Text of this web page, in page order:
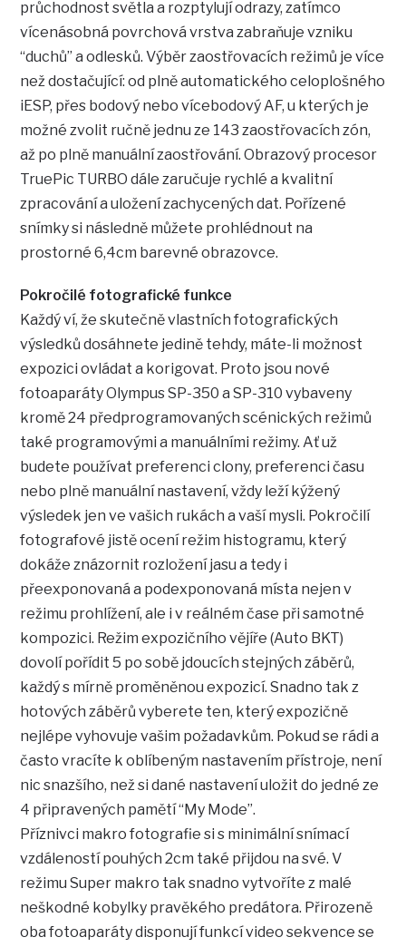
průchodnost světla a rozptylují odrazy, zatímco
vícenásobná povrchová vrstva zabraňuje vzniku
“duchů” a odlesků. Výběr zaostřovacích režimů je více
než dostačující: od plně automatického celoplošného
iESP, přes bodový nebo vícebodový AF, u kterých je
možné zvolit ručně jednu ze 143 zaostřovacích zón,
až po plně manuální zaostřování. Obrazový procesor
TruePic TURBO dále zaručuje rychlé a kvalitní
zpracování a uložení zachycených dat. Pořízené
snímky si následně můžete prohlédnout na
prostorné 6,4cm barevné obrazovce.
Pokročilé fotografické funkce
Každý ví, že skutečně vlastních fotografických
výsledků dosáhnete jedině tehdy, máte-li možnost
expozici ovládat a korigovat. Proto jsou nové
fotoaparáty Olympus SP-350 a SP-310 vybaveny
kromě 24 předprogramovaných scénických režimů
také programovými a manuálními režimy. Ať už
budete používat preferenci clony, preferenci času
nebo plně manuální nastavení, vždy leží kýžený
výsledek jen ve vašich rukách a vaší mysli. Pokročilí
fotografové jistě ocení režim histogramu, který
dokáže znázornit rozložení jasu a tedy i
přeexponovaná a podexponovaná místa nejen v
režimu prohlížení, ale i v reálném čase při samotné
kompozici. Režim expozičního vějíře (Auto BKT)
dovolí pořídit 5 po sobě jdoucích stejných záběrů,
každý s mírně proměněnou expozicí. Snadno tak z
hotových záběrů vyberete ten, který expozičně
nejlépe vyhovuje vašim požadavkům. Pokud se rádi a
často vracíte k oblíbeným nastavením přístroje, není
nic snazšího, než si dané nastavení uložit do jedné ze
4 připravených pamětí “My Mode”.
Příznivci makro fotografie si s minimální snímací
vzdáleností pouhých 2cm také přijdou na své. V
režimu Super makro tak snadno vytvoříte z malé
neškodné kobylky pravěkého predátora. Přirozeně
oba fotoaparáty disponují funkcí video sekvence se